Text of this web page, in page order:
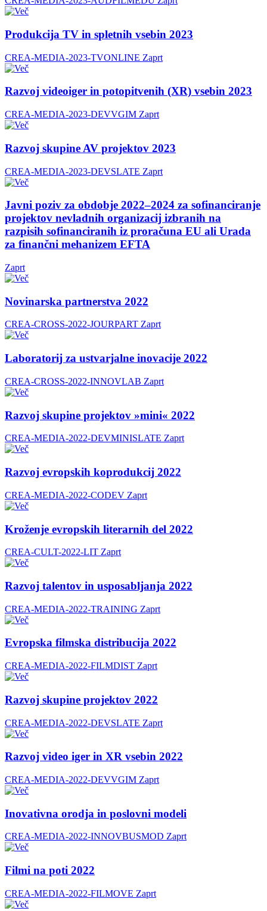
Produkcija TV in spletnih vsebin 2023
CREA-MEDIA-2023-TVONLINE Zaprt
Razvoj videoiger in potopitvenih (XR) vsebin 2023
CREA-MEDIA-2023-DEVVGIM Zaprt
Razvoj skupine AV projektov 2023
CREA-MEDIA-2023-DEVSLATE Zaprt
Javni poziv za obdobje 2022–2024 za sofinanciranje
projektov nevladnih organizacij izbranih na
razpisih sofinanciranih iz proračuna EU ali Urada
za finančni mehanizem EFTA
Zaprt
Novinarska partnerstva 2022
CREA-CROSS-2022-JOURPART Zaprt
Laboratorij za ustvarjalne inovacije 2022
CREA-CROSS-2022-INNOVLAB Zaprt
Razvoj skupine projektov »mini« 2022
CREA-MEDIA-2022-DEVMINISLATE Zaprt
Razvoj evropskih koprodukcij 2022
CREA-MEDIA-2022-CODEV Zaprt
Kroženje evropskih literarnih del 2022
CREA-CULT-2022-LIT Zaprt
Razvoj talentov in usposabljanja 2022
CREA-MEDIA-2022-TRAINING Zaprt
Evropska filmska distribucija 2022
CREA-MEDIA-2022-FILMDIST Zaprt
Razvoj skupine projektov 2022
CREA-MEDIA-2022-DEVSLATE Zaprt
Razvoj video iger in XR vsebin 2022
CREA-MEDIA-2022-DEVVGIM Zaprt
Inovativna orodja in poslovni modeli
CREA-MEDIA-2022-INNOVBUSMOD Zaprt
Filmi na poti 2022
CREA-MEDIA-2022-FILMOVE Zaprt